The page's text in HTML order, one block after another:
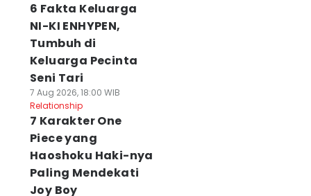
6 Fakta Keluarga
NI-KI ENHYPEN,
Tumbuh di
Keluarga Pecinta
Seni Tari
7 Aug 2026, 18:00 WIB
Relationship
7 Karakter One
Piece yang
Haoshoku Haki-nya
Paling Mendekati
Joy Boy